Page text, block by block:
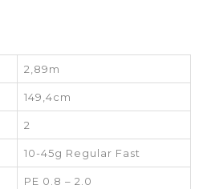
2,89m
149,4cm
2
10-45g Regular Fast
PE 0.8 – 2.0